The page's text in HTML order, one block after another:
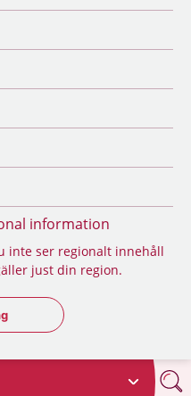
information
inte ser regionalt innehåll
just din region.
regionsväljaren